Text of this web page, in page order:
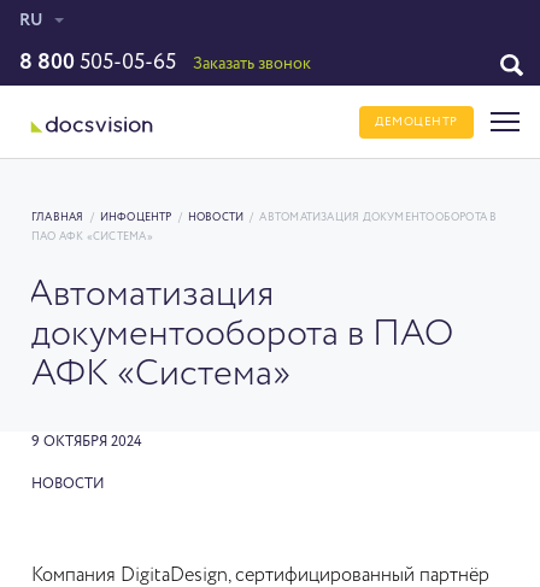
RU
8 800 505-05-65 Заказать звонок
ДЕМОЦЕНТР
ГЛАВНАЯ / ИНФОЦЕНТР / НОВОСТИ /
АВТОМАТИЗАЦИЯ ДОКУМЕНТООБОРОТА В
ПАО АФК «СИСТЕМА»
Автоматизация
документооборота в ПАО
АФК «Система»
9 ОКТЯБРЯ 2024
НОВОСТИ
Компания DigitаDesign, сертифицированный партнёр